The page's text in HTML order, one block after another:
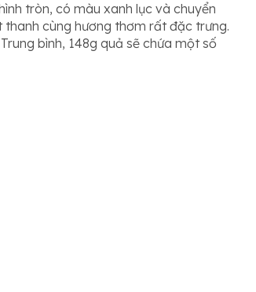
tròn, có màu xanh lục và chuyển
thanh cùng hương thơm rất đặc trưng.
bình, 148g quả sẽ chứa một số